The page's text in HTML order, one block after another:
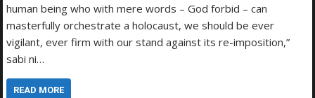
human being who with mere words – God forbid – can
masterfully orchestrate a holocaust, we should be ever
vigilant, ever firm with our stand against its re-imposition,”
sabi ni…
READ MORE